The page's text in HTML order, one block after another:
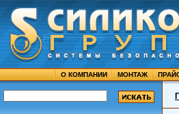
О КОМПАНИИ МОНТАЖ